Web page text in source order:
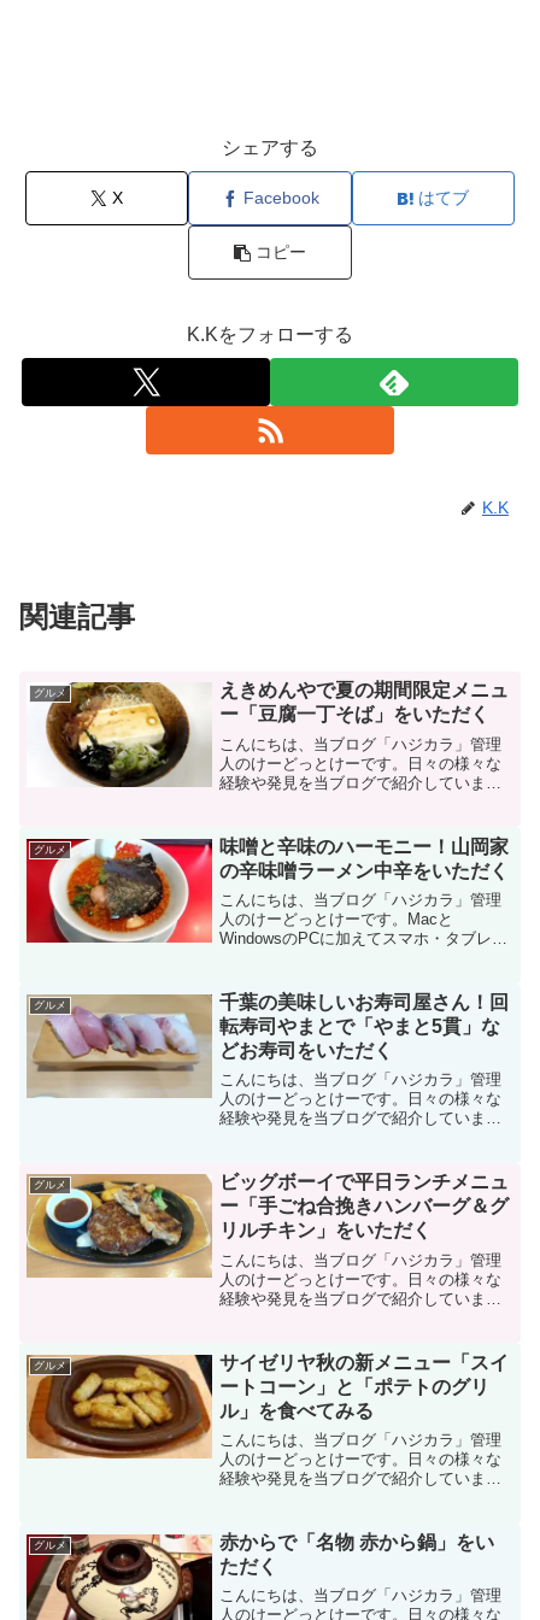
シェアする
X Facebook はてブ
コピー
K.Kをフォローする
K.K
関連記事
グルメ
えきめんやで夏の期間限定メニュ
ー「豆腐一丁そば」をいただく
こんにちは、当ブログ「ハジカラ」管理
人のけーどっとけーです。日々の様々な
経験や発見を当ブログで紹介していま
は、京急沿線の立ち食いそば店「えきめ
んや」で食事してきました。夏...
グルメ
味噌と辛味のハーモニー！山岡家
の辛味噌ラーメン中辛をいただく
こんにちは、当ブログ「ハジカラ」管理
人のけーどっとけーです。Macと
WindowsのPCに加えてスマホ・タブレッ
と合わせて日々の経験や発見を当ブログ
で紹介しています。ほ...
グルメ
千葉の美味しいお寿司屋さん！回
転寿司やまとで「やまと5貫」な
どお寿司をいただく
こんにちは、当ブログ「ハジカラ」管理
人のけーどっとけーです。日々の様々な
経験や発見を当ブログで紹介していま
す。美味しいものを食べるのも好きなの
で、気になるお店に行ったり...
グルメ
ビッグボーイで平日ランチメニュ
ー「手ごね合挽きハンバーグ＆グ
リルチキン」をいただく
こんにちは、当ブログ「ハジカラ」管理
人のけーどっとけーです。日々の様々な
経験や発見を当ブログで紹介していま
す。美味しいものを食べるのも好きなの
で、気になるお店に行ったり...
グルメ
サイゼリヤ秋の新メニュー「スイ
ートコーン」と「ポテトのグリ
ル」を食べてみる
こんにちは、当ブログ「ハジカラ」管理
人のけーどっとけーです。日々の様々な
経験や発見を当ブログで紹介していま
いものを食べるのも好きなので、気にな
るお店に行ったりテイクアウ...
グルメ
赤からで「名物 赤から鍋」をい
ただく
こんにちは、当ブログ「ハジカラ」管理
人のけーどっとけーです。日々の様々な